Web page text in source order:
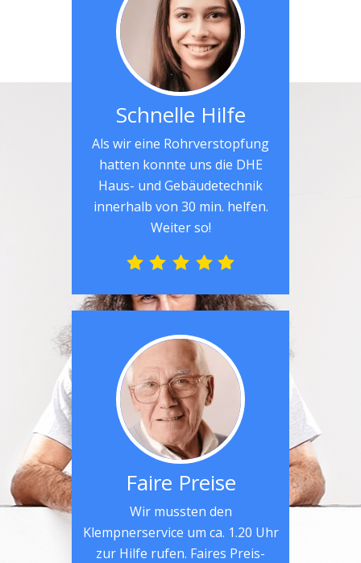
Schnelle Hilfe
Als wir eine Rohrverstopfung
hatten konnte uns die DHE
Haus- und Gebäudetechnik
innerhalb von 30 min. helfen.
Weiter so!
Faire Preise
Wir mussten den
Klempnerservice um ca. 1.20 Uhr
zur Hilfe rufen. Faires Preis-